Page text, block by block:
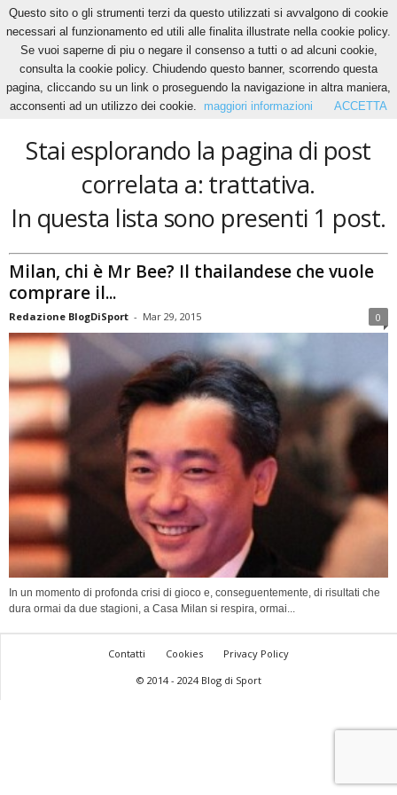
Home Tags Trattativa
trattativa
Stai esplorando la pagina di post
correlata a: trattativa.
In questa lista sono presenti 1 post.
Milan, chi è Mr Bee? Il thailandese che vuole
comprare il...
Redazione BlogDiSport - Mar 29, 2015 0
In un momento di profonda crisi di gioco e, conseguentemente, di risultati che
dura ormai da due stagioni, a Casa Milan si respira, ormai...
Contatti Cookies
Privacy Policy
© 2014 - 2024 Blog di Sport
Questo sito o gli strumenti terzi da questo utilizzati si avvalgono di cookie
necessari al funzionamento ed utili alle finalita illustrate nella cookie policy.
Se vuoi saperne di piu o negare il consenso a tutti o ad alcuni cookie,
consulta la cookie policy. Chiudendo questo banner, scorrendo questa
pagina, cliccando su un link o proseguendo la navigazione in altra maniera,
acconsenti ad un utilizzo dei cookie.
maggiori informazioni ACCETTA